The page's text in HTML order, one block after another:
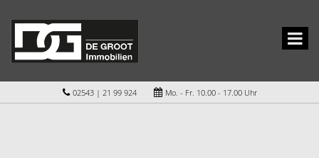
02543 | 21 99 924 Mo. - Fr. 10.00 - 17.00 Uhr